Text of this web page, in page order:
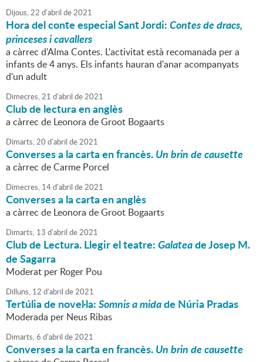
Dijous,22 d'abril de2021
Hora del conte especial Sant Jordi:Contes de dracs,
princeses i cavallers
a càrrec d'Alma Contes. L'activitat està recomanada per a
infants de 4 anys. Els infants hauran d'anar acompanyats
d'un adult
Dimecres,21 d'abril de2021
Club de lectura en anglès
a càrrec de Leonora de Groot Bogaarts
Dimarts,20 d'abril de2021
Converses a la carta en francès.Un brin de causette
a càrrec de Carme Porcel
Dimecres, 14d'abril de2021
Converses a la carta en anglès
a càrrec de Leonora de Groot Bogaarts
Dimarts, 13 d'abril de2021
Club de Lectura. Llegir el teatre:Galateade Josep M.
de Sagarra
Moderat per Roger Pou
Dilluns, 12 d'abril de2021
Tertúlia de novel·la:Somnis a midade Núria Pradas
Moderada per Neus Ribas
Dimarts,6 d'abril de2021
Converses a la carta en francès.Un brin de causette